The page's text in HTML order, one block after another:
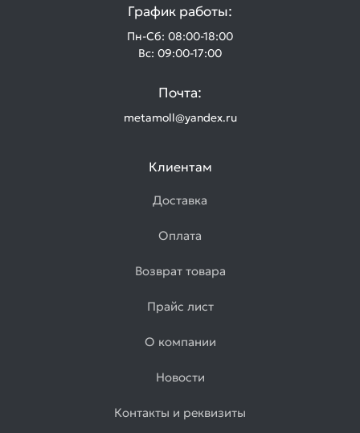
График работы:
Пн-Сб: 08:00-18:00
Вс: 09:00-17:00
Почта:
metamoll@yandex.ru
Клиентам
Доставка
Оплата
Возврат товара
Прайс лист
О компании
Новости
Контакты и реквизиты